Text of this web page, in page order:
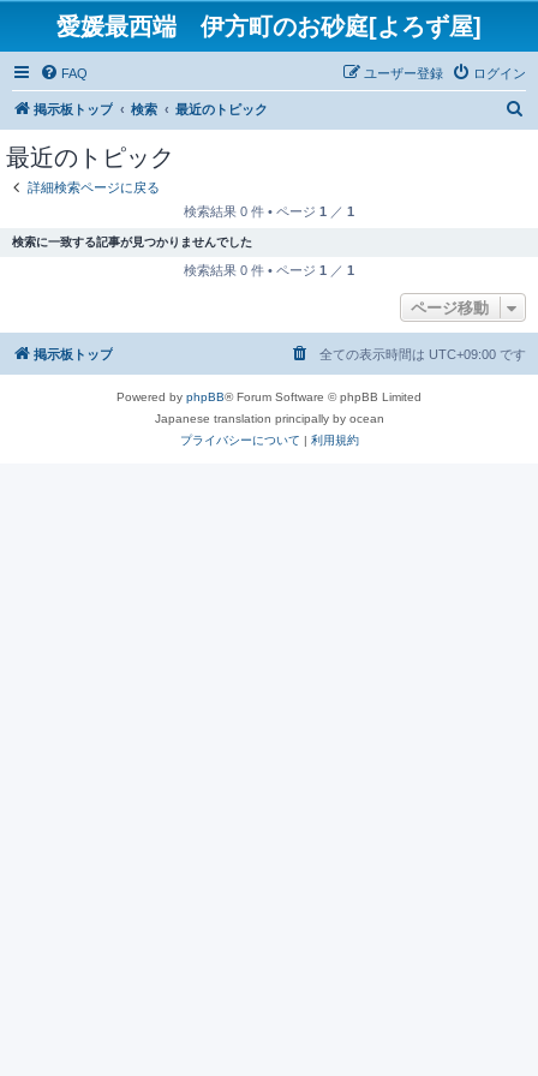
愛媛最西端 伊方町のお砂庭[よろず屋]
FAQ ログイン
ユーザー登録
掲示板トップ 検索 最近のトピック
最近のトピック
詳細検索ページに戻る
検索結果 0 件 • ページ 1 ／ 1
検索に一致する記事が見つかりませんでした
検索結果 0 件 • ページ 1 ／ 1
ページ移動
掲示板トップ 全ての表示時間は UTC+09:00 です
Powered by phpBB® Forum Software © phpBB Limited
Japanese translation principally by ocean
プライバシーについて | 利用規約